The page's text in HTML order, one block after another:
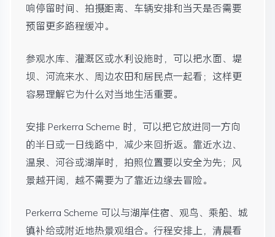
响停留时间、拍摄距离、车辆安排和当天是否需要
预留更多路程缓冲。
参观水库、灌溉区或水利设施时，可以把水面、堤
坝、河流来水、周边农田和居民点一起看；这样更
容易理解它为什么对当地生活重要。
安排 Perkerra Scheme 时，可以把它放进同一方向
的半日或一日线路中，减少来回折返。靠近水边、
温泉、河谷或湖岸时，拍照位置要以安全为先；风
景越开阔，越不需要为了靠近边缘去冒险。
Perkerra Scheme 可以与湖岸住宿、观鸟、乘船、城
镇补给或附近地热景观组合。行程安排上，清晨看